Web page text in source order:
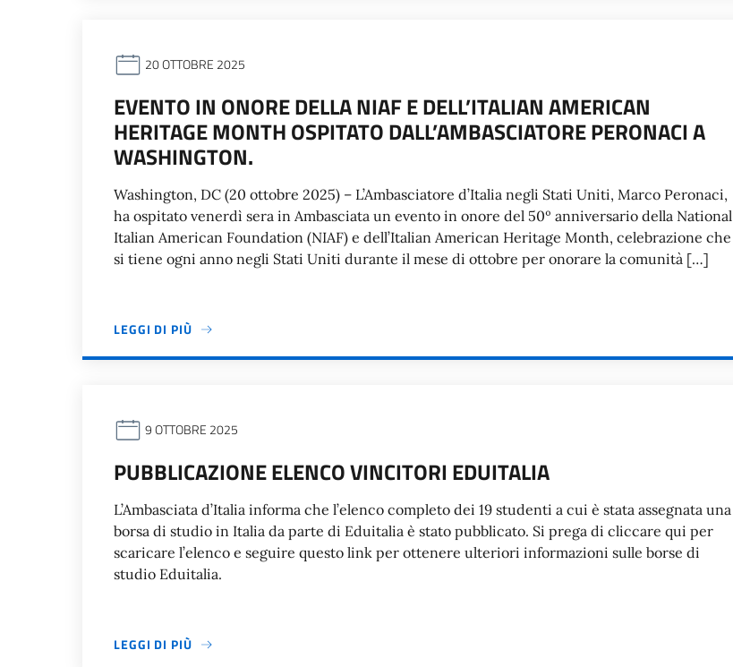
20 OTTOBRE 2025
EVENTO IN ONORE DELLA NIAF E DELL’ITALIAN AMERICAN
HERITAGE MONTH OSPITATO DALL’AMBASCIATORE PERONACI A
WASHINGTON.
Washington, DC (20 ottobre 2025) – L’Ambasciatore d’Italia negli Stati Uniti, Marco Peronaci,
ha ospitato venerdì sera in Ambasciata un evento in onore del 50º anniversario della National
Italian American Foundation (NIAF) e dell’Italian American Heritage Month, celebrazione che
si tiene ogni anno negli Stati Uniti durante il mese di ottobre per onorare la comunità […]
LEGGI DI PIÙ
9 OTTOBRE 2025
PUBBLICAZIONE ELENCO VINCITORI EDUITALIA
L’Ambasciata d’Italia informa che l’elenco completo dei 19 studenti a cui è stata assegnata una
borsa di studio in Italia da parte di Eduitalia è stato pubblicato. Si prega di cliccare qui per
scaricare l’elenco e seguire questo link per ottenere ulteriori informazioni sulle borse di
studio Eduitalia.
LEGGI DI PIÙ